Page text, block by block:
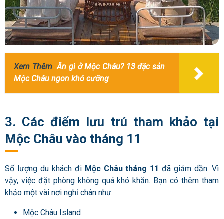
Xem Thêm Ăn gì ở Mộc Châu? 13 đặc sản
Mộc Châu ngon khó cưỡng
3. Các điểm lưu trú tham khảo tại
Mộc Châu vào tháng 11
Số lượng du khách đi Mộc Châu tháng 11 đã giảm dần. Vì
vậy, việc đặt phòng không quá khó khăn. Bạn có thêm tham
khảo một vài nơi nghỉ chân như:
Mộc Châu Island